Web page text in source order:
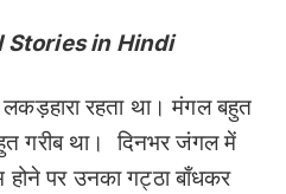
in Hindi
रहता था। मंगल बहुत
गरीब था। दिनभर जंगल में
पर उनका गट्ठा बाँधकर